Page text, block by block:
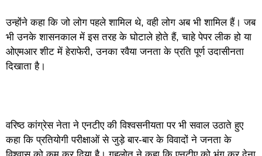
उन्होंने कहा कि जो लोग पहले शामिल थे, वही लोग अब भी शामिल हैं। जब
भी उनके शासनकाल में इस तरह के घोटाले होते हैं, चाहे पेपर लीक हो या
ओएमआर शीट में हेराफेरी, उनका रवैया जनता के प्रति पूर्ण उदासीनता
दिखाता है।
वरिष्ठ कांग्रेस नेता ने एनटीए की विश्वसनीयता पर भी सवाल उठाते हुए
कहा कि प्रतियोगी परीक्षाओं से जुड़े बार-बार के विवादों ने जनता के